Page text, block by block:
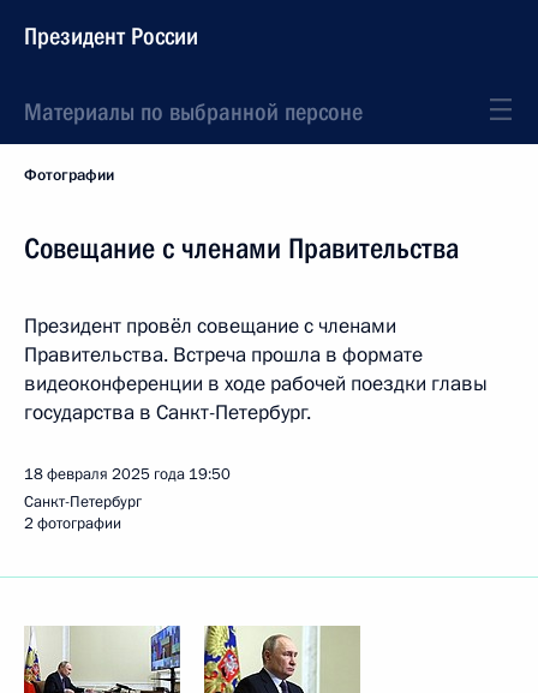
Президент России
Материалы по выбранной персоне
Фотографии
Совещание с членами Правительства
Президент провёл совещание с членами
Правительства. Встреча прошла в формате
видеоконференции в ходе рабочей поездки главы
государства в Санкт-Петербург.
18 февраля 2025 года 19:50
Санкт-Петербург
2 фотографии